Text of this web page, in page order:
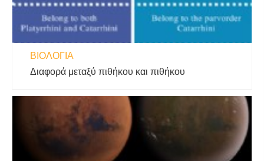
ΒΙΟΛΟΓΊΑ
Διαφορά μεταξύ πιθήκου και πιθήκου